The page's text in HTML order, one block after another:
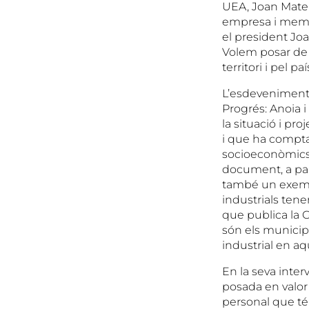
UEA, Joan
empresa i
el president
Volem posar
territori i pel
Progrés: Anoia
la situació i
i que ha
document, a
també un
industrials
que publica la
són els
industrial en
En la seva
posada en
personal que